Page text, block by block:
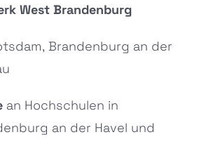
West Brandenburg
Brandenburg an der
an Hochschulen in
an der Havel und